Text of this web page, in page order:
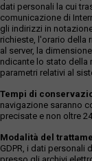
dati personali la cui
comunicazione di
gli indirizzi in
richieste, l'orario della
al server, la
ndicante lo stato della
parametri relativi al
Tempi di
navigazione saranno
precisate e non oltre
Modalità del
GDPR, i dati personali